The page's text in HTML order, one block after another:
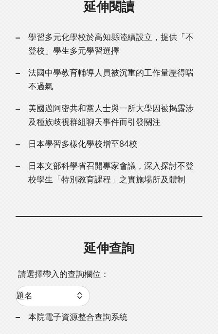
延伸閱讀
學習多元化學校於高知縣陸續設立，提供「不
登校」學生多元學習選擇
法國中學教育輔導人員被沉重的工作量壓得喘
不過氣
美國邁阿密共和黨人士與一所大學因被揭露涉
及種族歧視群組聊天事件而引發關注
日本學習多樣化學校增至84校
日本文部科學省召開專家會議，深入探討不登
校學生「特別教育課程」之實施場所及體制
延伸查詢
請選擇帶入的查詢欄位：
本院電子資源整合查詢系統